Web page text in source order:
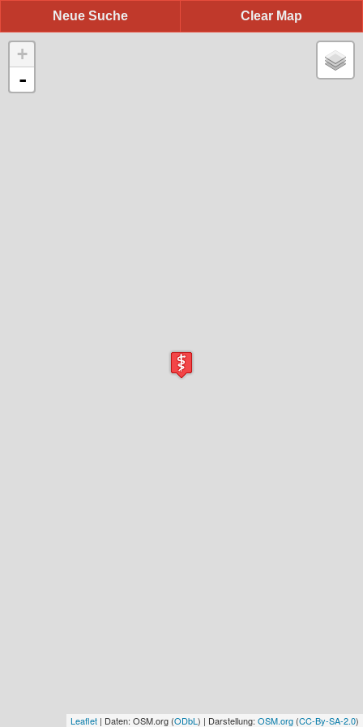
Clear Map
Neue Suche
+
-
Leaflet | Daten: OSM.org (ODbL ) | Darstellung: OSM.org (CC-By-SA-2.0)